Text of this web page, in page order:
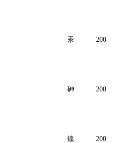
汞 200
砷 200
镍 200